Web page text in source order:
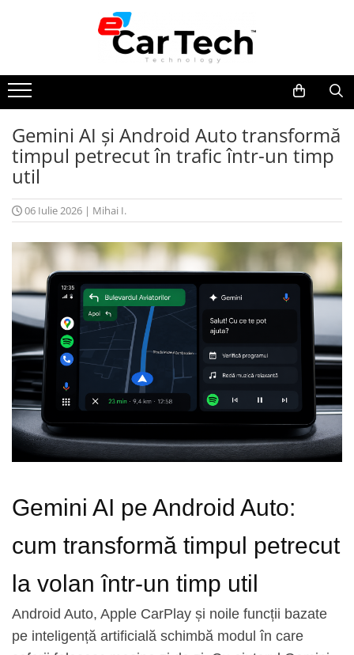
Summer sale
Navigatie dedicata
Navigatii Volkswagen
Navigatii Skoda
Navigatii Seat
Navigatii Opel
Navigatii Hyundai
Navigatii Toyota
Navigatii Dacia
Navigatii Peugeot
Navigatii Audi
Navigatii BMW
Navigatii Mercedes
Navigatii Fiat
Navigatii Citroen
Navigatii Mitsubishi
Navigatii Volvo
Navigatii Renault
Navigatii Mazda
Gemini AI și Android Auto transformă
timpul petrecut în trafic într-un timp
util
06 Iulie 2026 | Mihai I.
Gemini AI pe Android Auto:
cum transformă timpul petrecut
la volan într-un timp util
Android Auto, Apple CarPlay și noile funcții bazate
pe inteligență artificială schimbă modul în care